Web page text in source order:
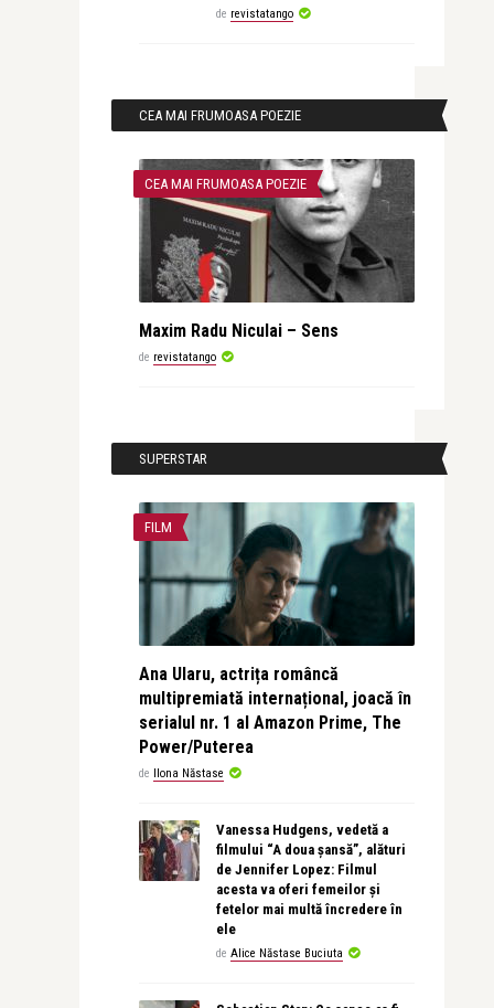
de revistatango
CEA MAI FRUMOASA POEZIE
CEA MAI FRUMOASA POEZIE
Maxim Radu Niculai – Sens
de revistatango
SUPERSTAR
FILM
Ana Ularu, actrița româncă
multipremiată internațional, joacă în
serialul nr. 1 al Amazon Prime, The
Power/Puterea
de Ilona Năstase
Vanessa Hudgens, vedetă a
filmului “A doua șansă”, alături
de Jennifer Lopez: Filmul
acesta va oferi femeilor și
fetelor mai multă încredere în
ele
de Alice Năstase Buciuta